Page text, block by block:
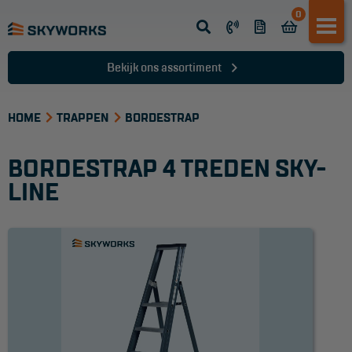
0
Opsteek ladder
Schuifladder
Telescopische ladder
Ladder accessoires
Bekijk ons assortiment
HOME TRAPPEN BORDESTRAP
BORDESTRAP 4 TREDEN SKY-
LINE